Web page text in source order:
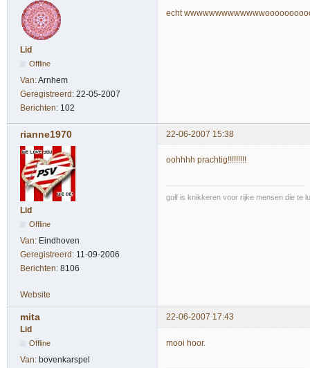
Lid
Offline
Van:Arnhem
Geregistreerd: 22-05-2007
Berichten: 102
echt
rianne1970 22-06-2007 15:38
Lid
Offline
Van: Eindhoven
Geregistreerd: 11-09-2006
Berichten: 8106
oohhhh prachtig!!!!!!!!!
golf is knikkeren voor rijke mensen die te
Website
mita
22-06-2007 17:43
Lid
Offline
Van: bovenkarspel
mooi hoor.